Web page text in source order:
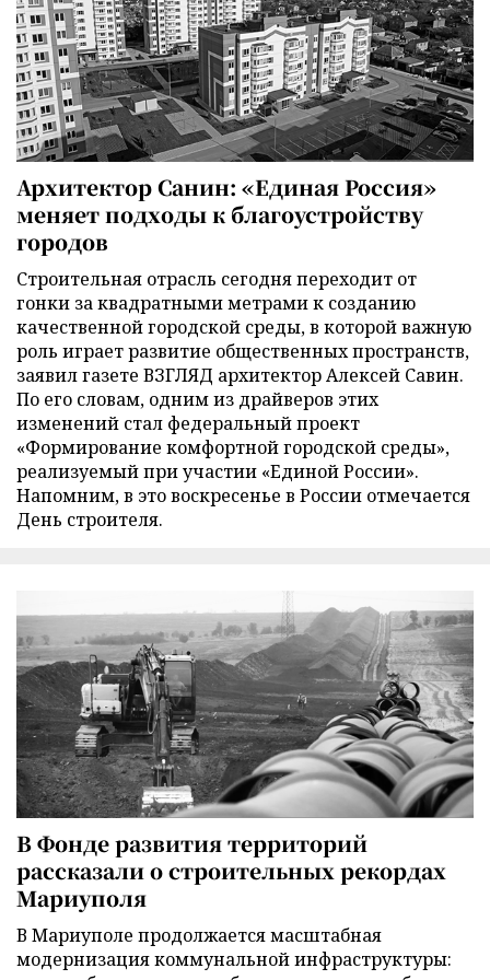
Архитектор Санин: «Единая Россия»
меняет подходы к благоустройству
городов
Строительная отрасль сегодня переходит от
гонки за квадратными метрами к созданию
качественной городской среды, в которой важную
роль играет развитие общественных пространств,
заявил газете ВЗГЛЯД архитектор Алексей Савин.
По его словам, одним из драйверов этих
изменений стал федеральный проект
«Формирование комфортной городской среды»,
реализуемый при участии «Единой России».
Напомним, в это воскресенье в России отмечается
День строителя.
В Фонде развития территорий
рассказали о строительных рекордах
Мариуполя
В Мариуполе продолжается масштабная
модернизация коммунальной инфраструктуры: